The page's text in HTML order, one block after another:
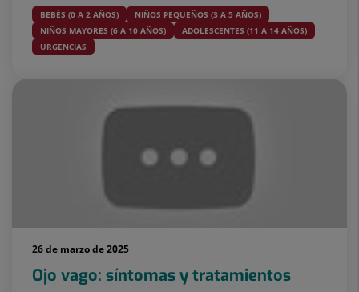
BEBÉS (0 A 2 AÑOS)
NIÑOS PEQUEÑOS (3 A 5 AÑOS)
NIÑOS MAYORES (6 A 10 AÑOS)
ADOLESCENTES (11 A 14 AÑOS)
URGENCIAS
26 de marzo de 2025
Ojo vago: síntomas y tratamientos